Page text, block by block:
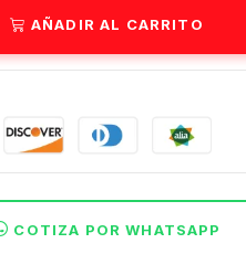
AÑADIR AL CARRITO
COTIZA POR WHATSAPP